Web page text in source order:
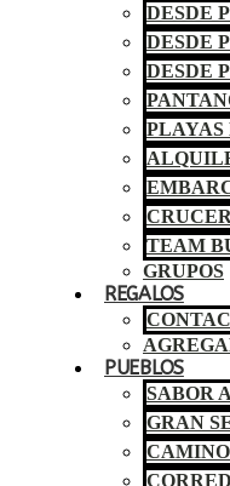
DESDE
DESDE
DESDE
PLAYAS
TEAM
GRUPOS
REGALOS
PUEBLOS
SABOR
GRAN